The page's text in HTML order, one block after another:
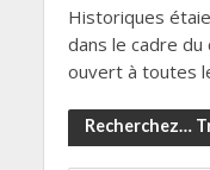
Historiques
dans le cadre du
ouvert à toutes
Recherchez…